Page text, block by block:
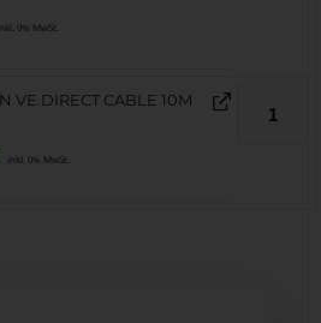
inkl. 0% MwSt.
VE.DIRECT CABLE 10M
inkl. 0% MwSt.